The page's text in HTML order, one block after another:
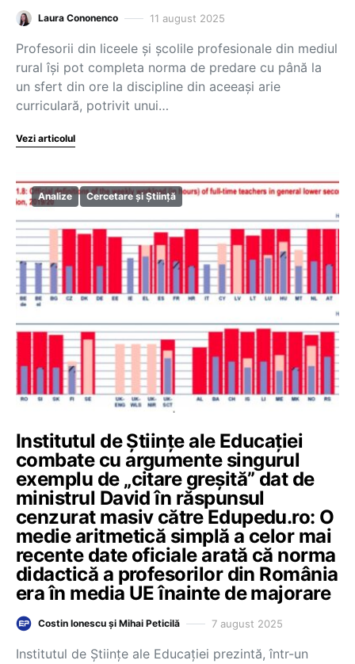
Laura Cononenco 11 august 2025
Profesorii din liceele și școlile profesionale din mediul
rural își pot completa norma de predare cu până la
un sfert din ore la discipline din aceeași arie
curriculară, potrivit unui…
Vezi articolul
Analize Cercetare și Știință
Institutul de Științe ale Educației
combate cu argumente singurul
exemplu de „citare greșită” dat de
ministrul David în răspunsul
cenzurat masiv către Edupedu.ro: O
medie aritmetică simplă a celor mai
recente date oficiale arată că norma
didactică a profesorilor din România
era în media UE înainte de majorare
Costin Ionescu și Mihai Peticilă 7 august 2025
Institutul de Științe ale Educației prezintă, într-un